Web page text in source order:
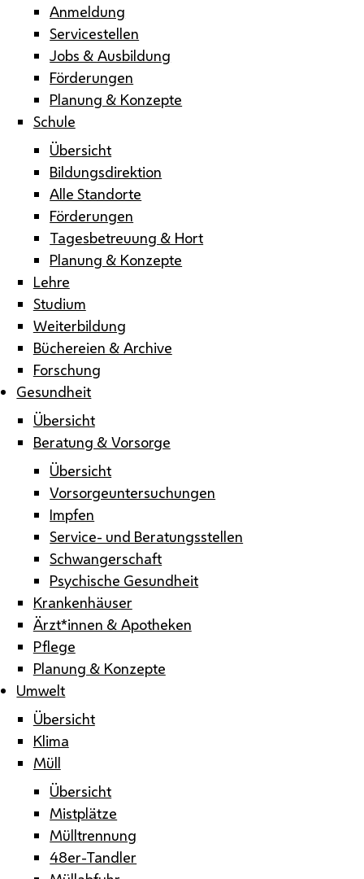
Anmeldung
Servicestellen
Jobs & Ausbildung
Förderungen
Planung & Konzepte
Schule
Übersicht
Bildungsdirektion
Alle Standorte
Förderungen
Tagesbetreuung & Hort
Planung & Konzepte
Lehre
Studium
Weiterbildung
Büchereien & Archive
Forschung
Gesundheit
Übersicht
Beratung & Vorsorge
Übersicht
Vorsorgeuntersuchungen
Impfen
Service- und Beratungsstellen
Schwangerschaft
Psychische Gesundheit
Krankenhäuser
Ärzt*innen & Apotheken
Pflege
Planung & Konzepte
Umwelt
Übersicht
Klima
Müll
Übersicht
Mistplätze
Mülltrennung
48er-Tandler